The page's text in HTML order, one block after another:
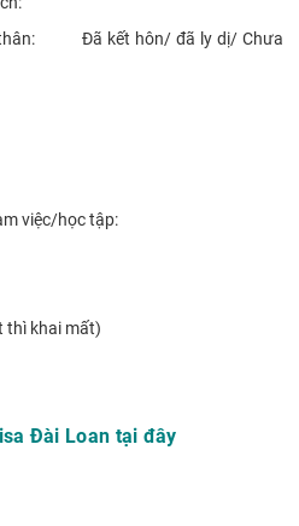
thân: Đã kết hôn/ đã ly dị/ Chưa
việc/học tập:
thì khai mất)
Đài Loan tại đây